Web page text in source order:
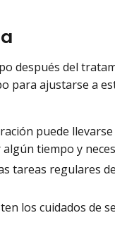
después del
para ajustarse a
puede
tiempo y
tareas regulares
los cuidados de